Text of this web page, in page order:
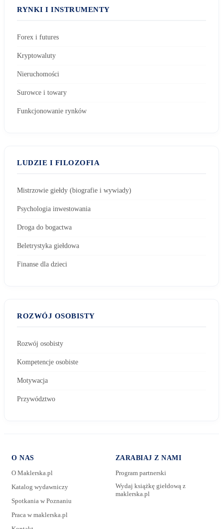
RYNKI I INSTRUMENTY
Forex i futures
Kryptowaluty
Nieruchomości
Surowce i towary
Funkcjonowanie rynków
LUDZIE I FILOZOFIA
Mistrzowie giełdy (biografie i wywiady)
Psychologia inwestowania
Droga do bogactwa
Beletrystyka giełdowa
Finanse dla dzieci
ROZWÓJ OSOBISTY
Rozwój osobisty
Kompetencje osobiste
Motywacja
Przywództwo
O NAS
O Maklerska.pl
Katalog wydawniczy
Spotkania w Poznaniu
Praca w maklerska.pl
ZARABIAJ Z NAMI
Program partnerski
Wydaj książkę giełdową z
maklerska.pl
E-mail: